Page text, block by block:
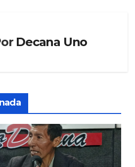
Decana Uno